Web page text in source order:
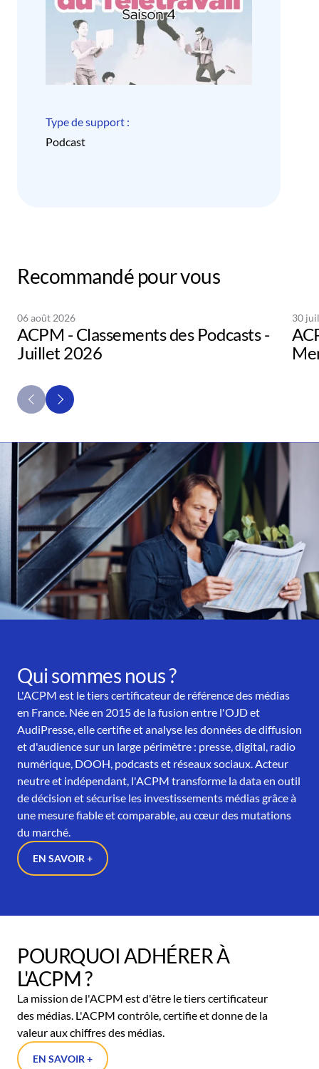
Type de support :
Podcast
Recommandé pour vous
06 août 2026
ACPM - Classements des Podcasts -
Juillet 2026
30
Qui sommes nous ?
L'ACPM est le tiers certificateur de référence des médias
en France. Née en 2015 de la fusion entre l'OJD et
AudiPresse, elle certifie et analyse les données de diffusion
et d'audience sur un large périmètre : presse, digital, radio
numérique, DOOH, podcasts et réseaux sociaux. Acteur
neutre et indépendant, l'ACPM transforme la data en outil
de décision et sécurise les investissements médias grâce à
une mesure fiable et comparable, au cœur des mutations
du marché.
EN SAVOIR +
POURQUOI ADHÉRER À
L'ACPM ?
La mission de l'ACPM est d'être le tiers certificateur
des médias. L'ACPM contrôle, certifie et donne de la
valeur aux chiffres des médias.
EN SAVOIR +